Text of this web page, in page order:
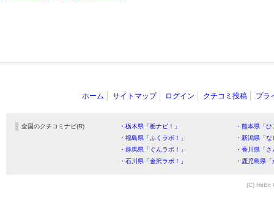
ホーム サイトマップ ログイン クチコミ投稿 プラ
全国のクチコミナビ(R) ・栃木県「栃ナビ！」
・熊本県「
・福島県「ふくラボ！」
・新潟県「
・群馬県「ぐんラボ！」
・香川県「
・石川県「金沢ラボ！」
・鹿児島県
(C) HitBit